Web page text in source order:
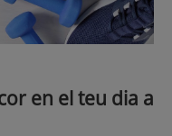
en el teu dia a